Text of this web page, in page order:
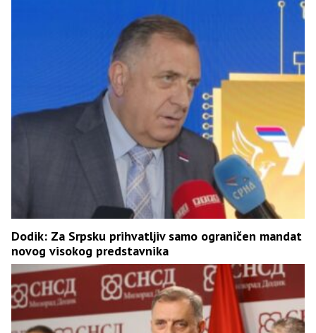
Dodik: Za Srpsku prihvatljiv samo ograničen mandat
novog visokog predstavnika